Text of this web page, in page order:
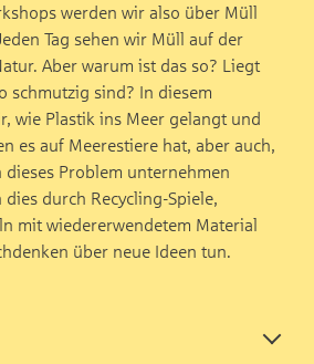
werden wir also über Müll
Tag sehen wir Müll auf der
Aber warum ist das so? Liegt
schmutzig sind? In diesem
wie Plastik ins Meer gelangt und
es auf Meerestiere hat, aber auch,
dieses Problem unternehmen
durch Recycling-Spiele,
mit wiedererwendetem Material
über neue Ideen tun.